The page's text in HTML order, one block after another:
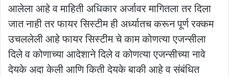
आलेला आहे व माहिती अधिकार अर्जावर मागितला तर दिला
जात नाही तर फायर सिस्टीम ही अर्ध्यातच करून पूर्ण रक्कम
उचललेली आहे फायर सिस्टीम चे काम कोणत्या एजन्सीला
दिले व कोणाच्या आदेशाने दिले व कोणत्या एजन्सीच्या नावे
देयके अदा केली आणि किती देयके बाकी आहे व संबंधित